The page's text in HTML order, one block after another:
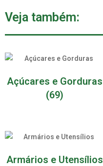
Veja também:
Açúcares e Gorduras
(69)
Armários e Utensílios